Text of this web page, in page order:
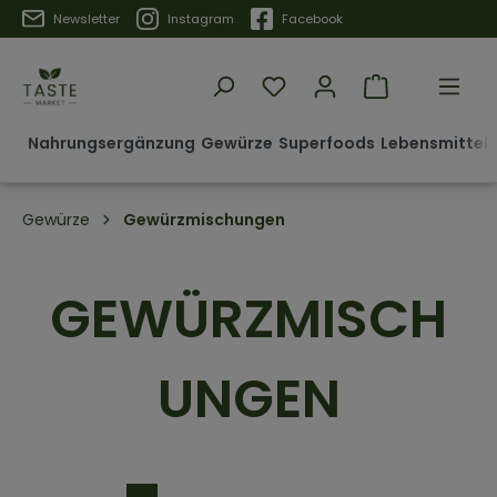
Newsletter Instagram Facebook
Nahrungsergänzung Gewürze Superfoods Lebensmittel
Gewürze Gewürzmischungen
GEWÜRZMISCH
UNGEN